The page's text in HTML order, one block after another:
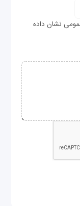
نشان داده